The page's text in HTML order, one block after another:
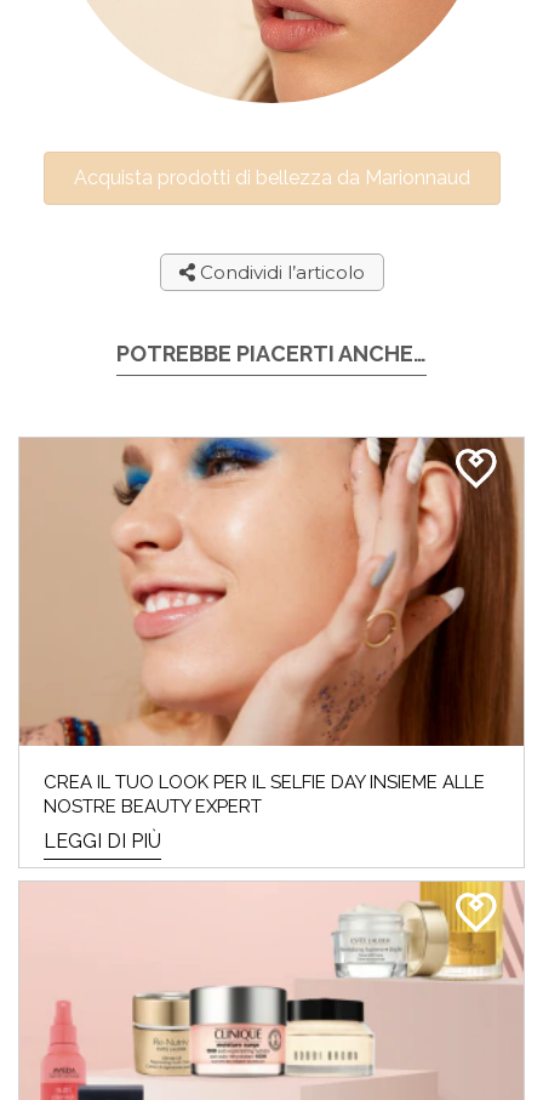
Acquista prodotti di bellezza da Marionnaud
Condividi l’articolo
POTREBBE PIACERTI ANCHE…
CREA IL TUO LOOK PER IL SELFIE DAY INSIEME ALLE
NOSTRE BEAUTY EXPERT
LEGGI DI PIÙ